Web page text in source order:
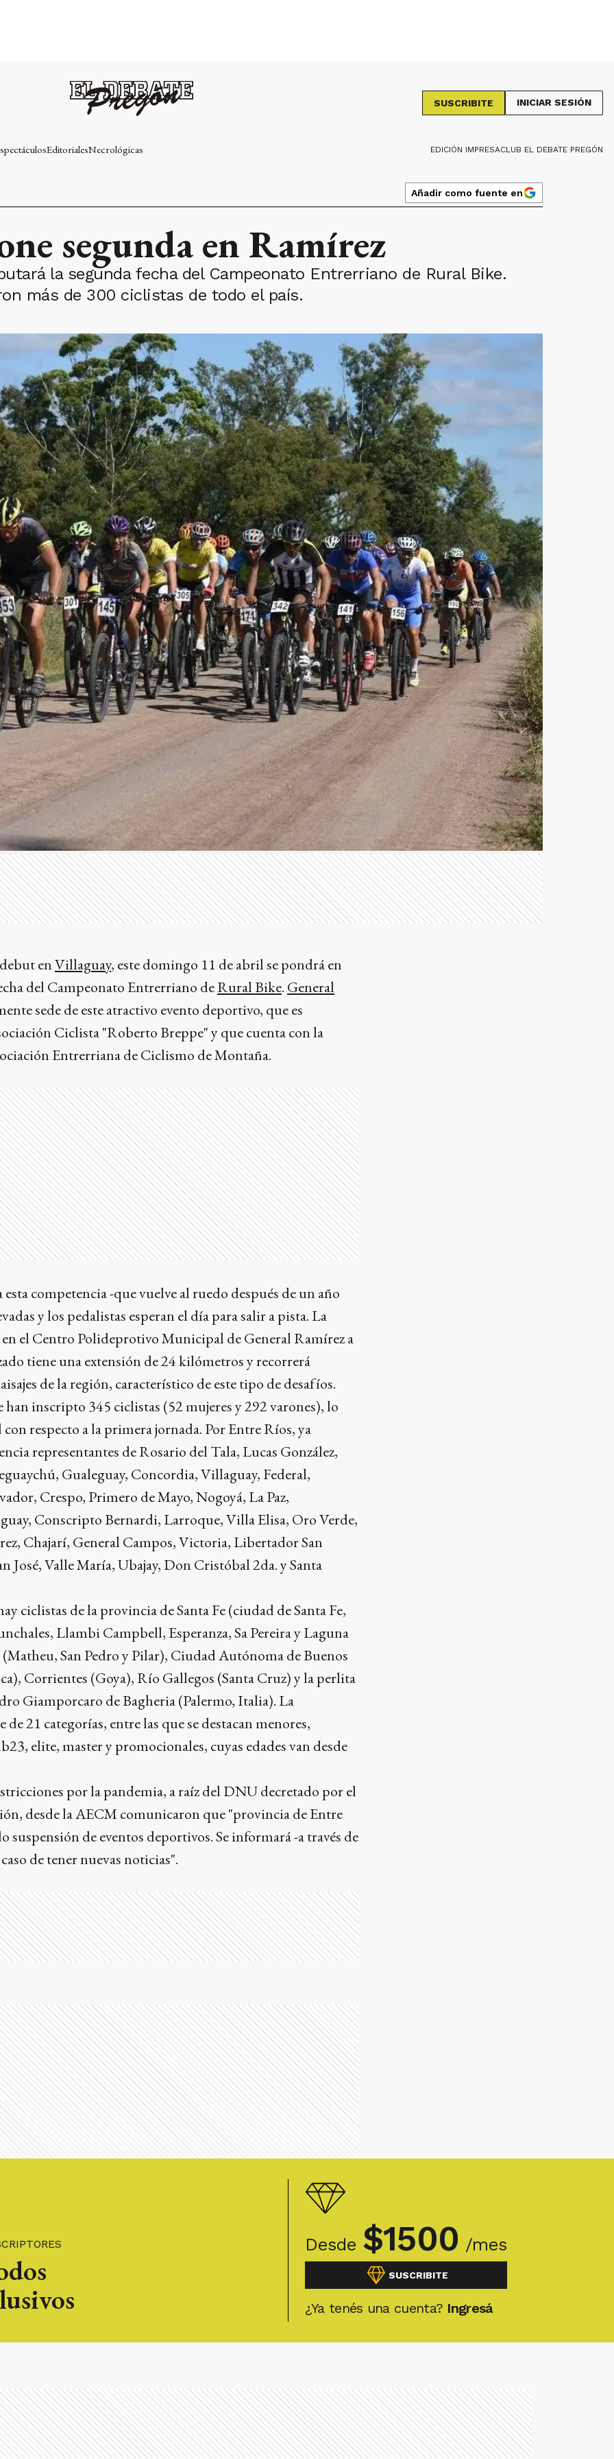
SUSCRIBITE INICIAR SESIÓN
EditorialesNecrológicas EDICIÓN IMPRESACLUB EL DEBATE PREGÓN
Añadir como fuente en
segunda en Ramírez
la segunda fecha del Campeonato Entrerriano de Rural Bike.
más de 300 ciclistas de todo el país.
Desde $1500 /mes
SUSCRIBITE
¿Ya tenés una cuenta? Ingresá
enVillaguay, este domingo 11 de abril se pondrá en
del Campeonato Entrerriano deRural Bike. General
sede de este atractivo evento deportivo, que es
Ciclista "Roberto Breppe" y que cuenta con la
Entrerriana de Ciclismo de Montaña.
esta competencia -que vuelve al ruedo después de un año
y los pedalistas esperan el día para salir a pista. La
el Centro Polideprotivo Municipal de General Ramírez a
tiene una extensión de 24 kilómetros y recorrerá
de la región, característico de este tipo de desafíos.
han inscripto 345 ciclistas (52 mujeres y 292 varones), lo
respecto a la primera jornada. Por Entre Ríos, ya
representantes de Rosario del Tala, Lucas González,
Gualeguay, Concordia, Villaguay, Federal,
Crespo, Primero de Mayo, Nogoyá, La Paz,
Conscripto Bernardi, Larroque, Villa Elisa, Oro Verde,
Chajarí, General Campos, Victoria, Libertador San
José, Valle María, Ubajay, Don Cristóbal 2da. y Santa
ciclistas de la provincia de Santa Fe (ciudad de Santa Fe,
Llambi Campbell, Esperanza, Sa Pereira y Laguna
San Pedro y Pilar), Ciudad Autónoma de Buenos
Corrientes (Goya), Río Gallegos (Santa Cruz) y la perlita
Giamporcaro de Bagheria (Palermo, Italia). La
21 categorías, entre las que se destacan menores,
elite, master y promocionales, cuyas edades van desde
por la pandemia, a raíz del DNU decretado por el
desde la AECM comunicaron que "provincia de Entre
suspensión de eventos deportivos. Se informará -a través de
de tener nuevas noticias".